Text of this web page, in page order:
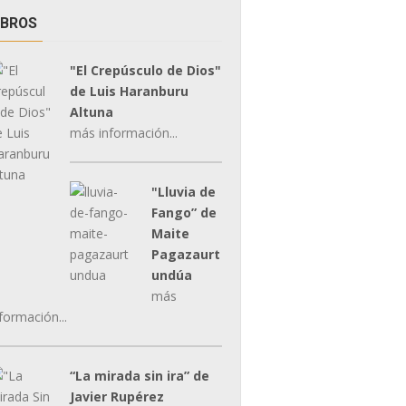
"El Crepúsculo de Dios"
de Luis Haranburu
Altuna
más información...
"Lluvia de
Fango” de
Maite
Pagazaurt
undúa
más
“La mirada sin ira” de
Javier Rupérez